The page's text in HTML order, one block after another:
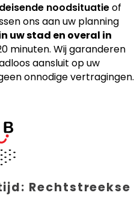
noodsituatieof
ons aan uw planning
uw stad en overal in
minuten. Wij garanderen
aansluit op uw
onnodige vertragingen.
Rechtstreekse